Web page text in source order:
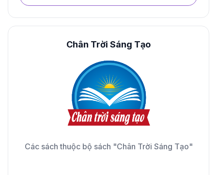
Chân Trời Sáng Tạo
Các sách thuộc bộ sách "Chân Trời Sáng Tạo"